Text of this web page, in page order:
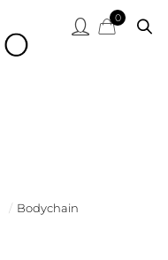
0
/ Bodychain